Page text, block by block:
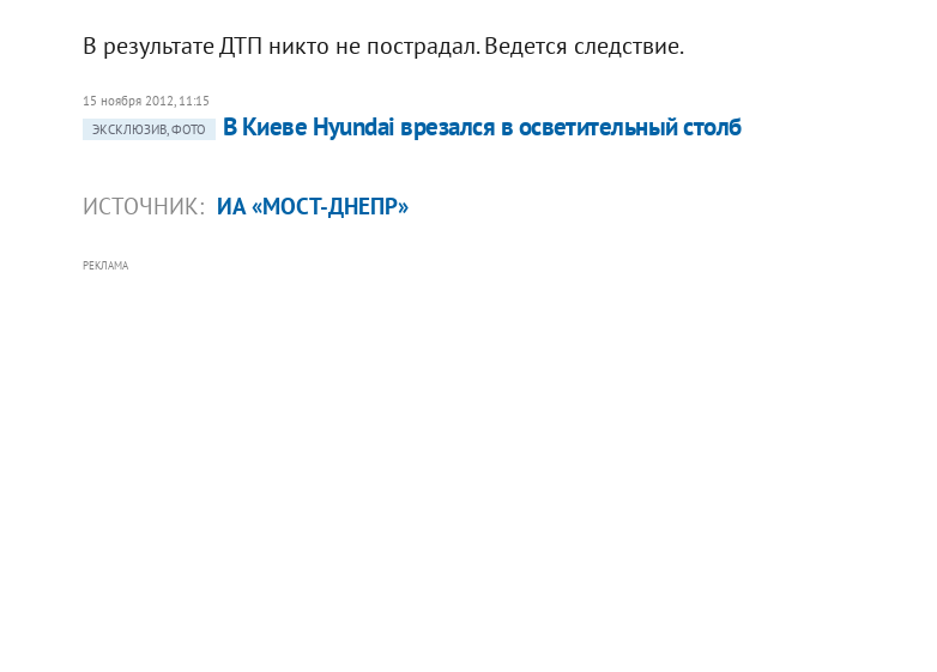
В результате ДТП никто не пострадал. Ведется следствие.
15 ноября 2012, 11:15
ЭКСКЛЮЗИВ, ФОТО
В Киеве Hyundai врезался в осветительный столб
ИСТОЧНИК: ИА «МОСТ-ДНЕПР»
РЕКЛАМА